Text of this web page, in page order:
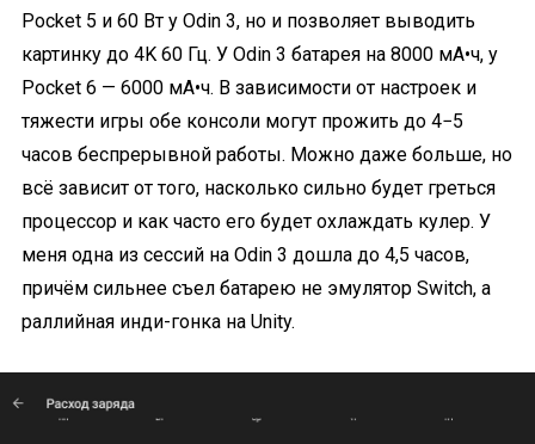
Pocket 5 и 60 Вт у Odin 3, но и позволяет выводить
картинку до 4K 60 Гц. У Odin 3 батарея на 8000 мА•ч, у
Pocket 6 — 6000 мА•ч. В зависимости от настроек и
тяжести игры обе консоли могут прожить до 4−5
часов беспрерывной работы. Можно даже больше, но
всё зависит от того, насколько сильно будет греться
процессор и как часто его будет охлаждать кулер. У
меня одна из сессий на Odin 3 дошла до 4,5 часов,
причём сильнее съел батарею не эмулятор Switch, а
раллийная инди-гонка на Unity.